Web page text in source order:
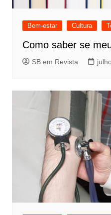
Bem-estar Cultura
Como saber se
SB em Revista